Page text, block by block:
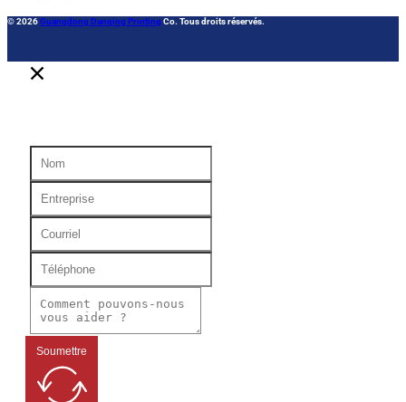
© 2026Guangdong Danqing Printing Co. Tous droits réservés.
Soumettre